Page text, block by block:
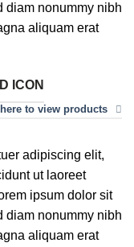
diam nonummy nibh
aliquam erat
ICON
to view products
adipiscing elit,
ut laoreet
ipsum dolor sit
diam nonummy nibh
aliquam erat